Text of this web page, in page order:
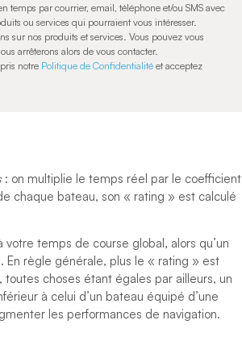
temps par courrier, email, téléphone et/ou SMS avec
ou services qui pourraient vous intéresser.
sur nos produits et services. Vous pouvez vous
arrêterons alors de vous contacter.
notre Politique de Confidentialité et acceptez
: on multiplie le temps réel par le coefficient
chaque bateau, son « rating » est calculé
temps de course global, alors qu’un
règle générale, plus le « rating » est
choses étant égales par ailleurs, un
à celui d’un bateau équipé d’une
les performances de navigation.